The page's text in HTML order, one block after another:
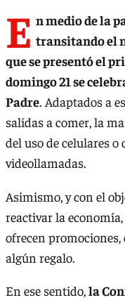
E n medio de la
transitando el
que se presentó el
domingo 21 se
Padre. Adaptados a
salidas a comer, la
del uso de celulares
videollamadas.
Asimismo, y con el
reactivar la
ofrecen
algún regalo.
En ese sentido,la